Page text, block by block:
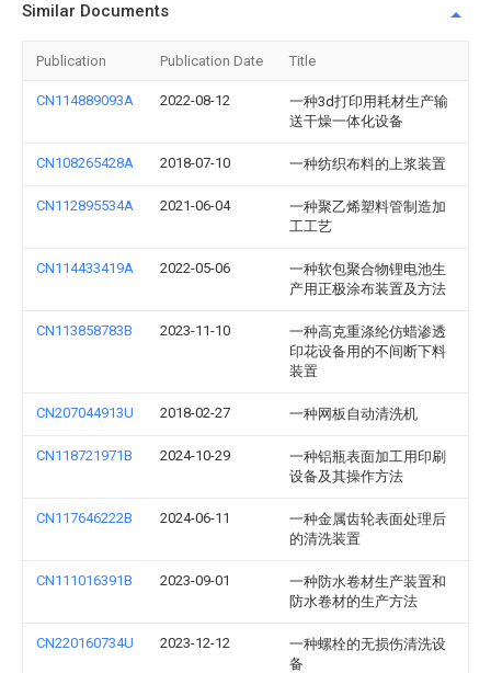
Similar Documents
Publication Publication Date Title
CN114889093A 2022-08-12
一种3d打印用耗材生产输
送干燥一体化设备
CN108265428A 2018-07-10 一种纺织布料的上浆装置
CN112895534A 2021-06-04
一种聚乙烯塑料管制造加
工工艺
CN114433419A 2022-05-06
一种软包聚合物锂电池生
产用正极涂布装置及方法
CN113858783B 2023-11-10
一种高克重涤纶仿蜡渗透
印花设备用的不间断下料
装置
CN207044913U 2018-02-27 一种网板自动清洗机
CN118721971B 2024-10-29
一种铝瓶表面加工用印刷
设备及其操作方法
CN117646222B 2024-06-11
一种金属齿轮表面处理后
的清洗装置
CN111016391B 2023-09-01
一种防水卷材生产装置和
防水卷材的生产方法
CN220160734U 2023-12-12
一种螺栓的无损伤清洗设
备